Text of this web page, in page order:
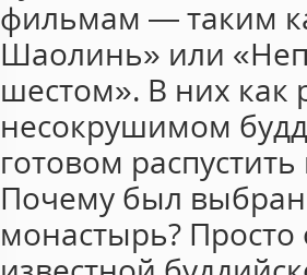
фильмам — таким
Шаолинь» или
шестом». В них как
несокрушимом
готовом
Почему был
монастырь?